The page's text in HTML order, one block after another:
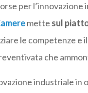
per l’innovazione
mette sul
le competenze
che
industriale in